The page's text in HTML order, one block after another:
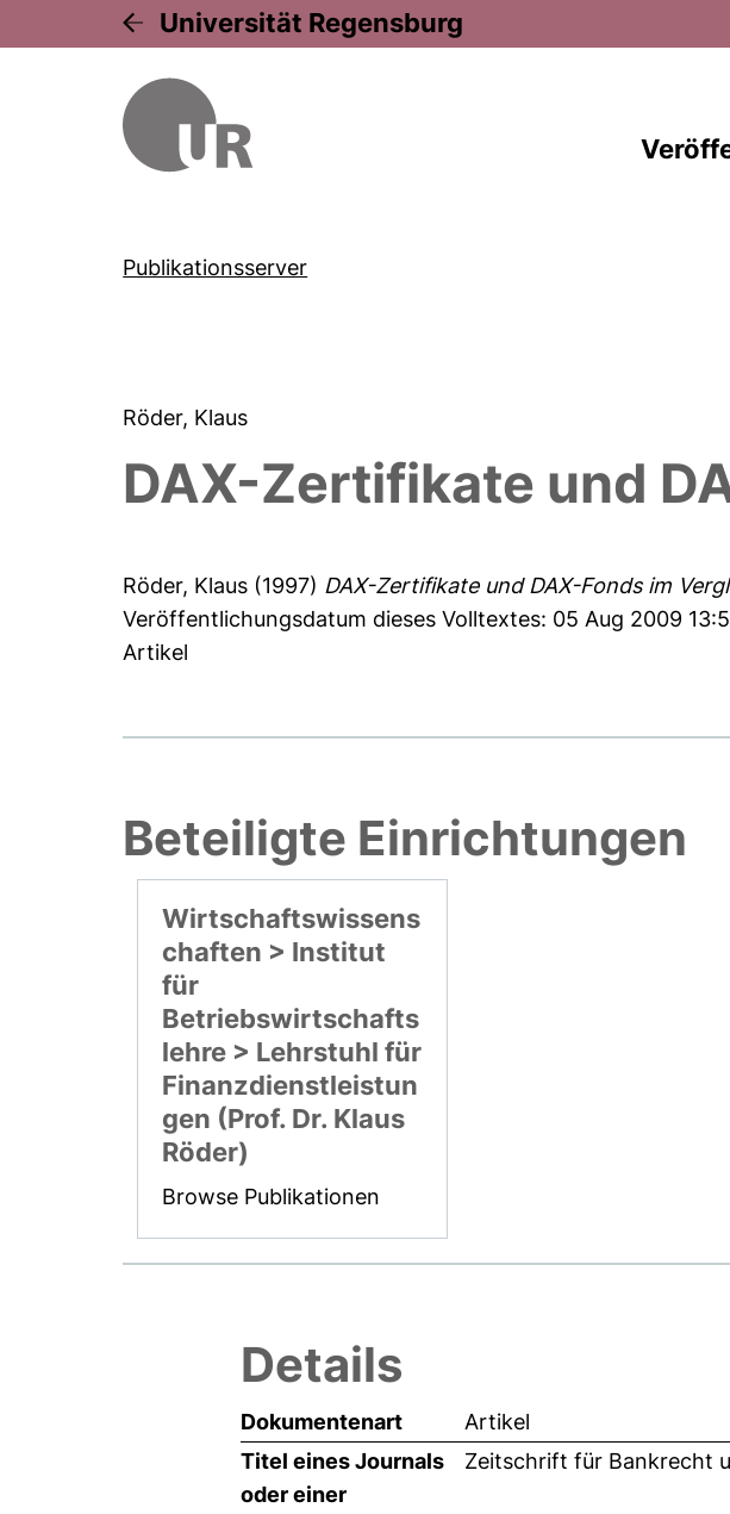
Universität Regensburg
Publikationsserver
Röder, Klaus
DAX-Zertifikate und
Röder, Klaus (1997) DAX-Zertifikate und DAX-Fonds im
Veröffentlichungsdatum dieses Volltextes: 05 Aug 2009
Artikel
Beteiligte Einrichtungen
Wirtschaftswissens
chaften > Institut
für
Betriebswirtschafts
lehre > Lehrstuhl für
Finanzdienstleistun
gen (Prof. Dr. Klaus
Röder)
Browse Publikationen
Details
Dokumentenart
Artikel
Titel eines Journals
oder einer
Zeitschrift für Bankrecht